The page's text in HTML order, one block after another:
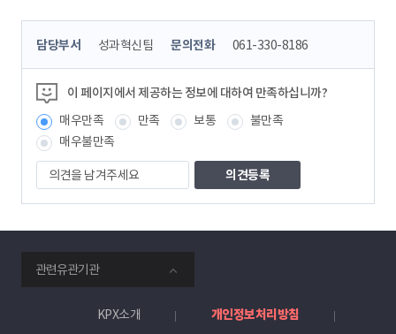
콘
츠
정
보
책
임
자
담당부서 성과혁신팀 문의전화 061-330-8186
이 페이지에서 제공하는 정보에 대하여 만족하십니까?
매우만족
만족 보통
불만족
매우불만족
의
견
을
겨
주
세
요
관련유관기관
KPX소개
개인정보처리방침